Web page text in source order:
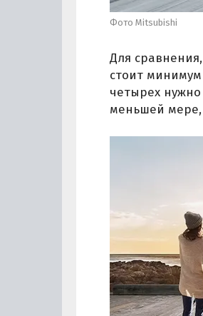
Фото Mitsubishi
Для
стоит
четырех нужно
меньшей мере,